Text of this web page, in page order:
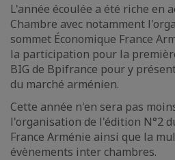
L'année écoulée a été riche en
Chambre avec notamment
sommet Économique France
la participation pour la
BIG de Bpifrance pour y
du marché arménien.
Cette année n'en sera pas
l'organisation de l'édition N°2
France Arménie ainsi que la
évènements inter chambres.